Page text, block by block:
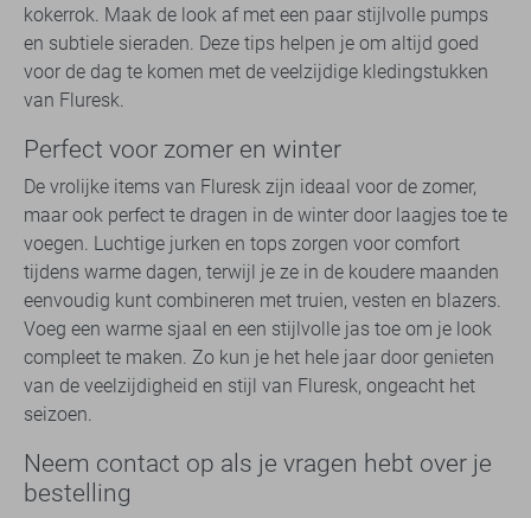
kokerrok. Maak de look af met een paar stijlvolle pumps
en subtiele sieraden. Deze tips helpen je om altijd goed
voor de dag te komen met de veelzijdige kledingstukken
van Fluresk.
Perfect voor zomer en winter
De vrolijke items van Fluresk zijn ideaal voor de zomer,
maar ook perfect te dragen in de winter door laagjes toe te
voegen. Luchtige jurken en tops zorgen voor comfort
tijdens warme dagen, terwijl je ze in de koudere maanden
eenvoudig kunt combineren met truien, vesten en blazers.
Voeg een warme sjaal en een stijlvolle jas toe om je look
compleet te maken. Zo kun je het hele jaar door genieten
van de veelzijdigheid en stijl van Fluresk, ongeacht het
seizoen.
Neem contact op als je vragen hebt over je
bestelling